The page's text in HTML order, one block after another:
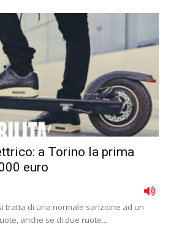
a Torino la prima
euro
tratta di una normale sanzione ad un
anche se di due ruote...